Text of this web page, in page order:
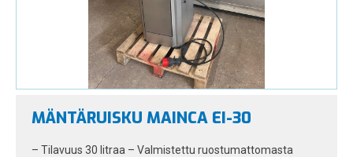
MÄNTÄRUISKU MAINCA EI-30
– Tilavuus 30 litraa – Valmistettu ruostumattomasta